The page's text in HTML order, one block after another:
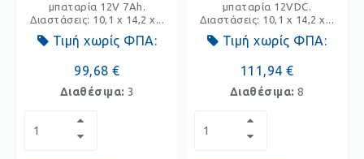
μπαταρία 12V 7Ah.
Διαστάσεις: 10,1 x 14,2 x...
Τιμή χωρίς ΦΠΑ:
99,68 €
Διαθέσιμα: 3
μπαταρία 12VDC.
Διαστάσεις: 10,1 x 14,2 x...
Τιμή χωρίς ΦΠΑ:
111,94 €
Διαθέσιμα: 8